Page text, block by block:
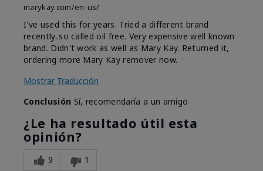
marykay.com/en-us/
I've used this for years. Tried a different brand
recently..so called oil free. Very expensive well known
brand. Didn't work as well as Mary Kay. Returned it,
ordering more Mary Kay remover now.
Mostrar Traducción
Conclusión Sí, recomendaría a un amigo
¿Le ha resultado útil esta
opinión?
9 1